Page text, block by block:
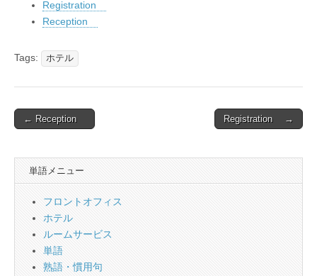
Registration
Reception
Tags: ホテル
Post
← Reception Registration →
単語メニュー
フロントオフィス
ホテル
ルームサービス
単語
熟語・慣用句